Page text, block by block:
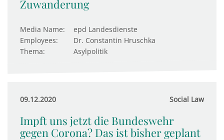
Zuwanderung
Media Name:
epd Landesdienste
Employees:
Dr. Constantin Hruschka
Thema:
Asylpolitik
09.12.2020 Social Law
Impft uns jetzt die Bundeswehr
gegen Corona? Das ist bisher geplant